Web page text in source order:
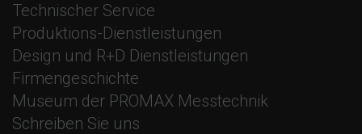
Technischer Service
Produktions-Dienstleistungen
Design und R+D Dienstleistungen
Firmengeschichte
Museum der PROMAX Messtechnik
Schreiben Sie uns